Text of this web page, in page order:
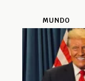
MUNDO